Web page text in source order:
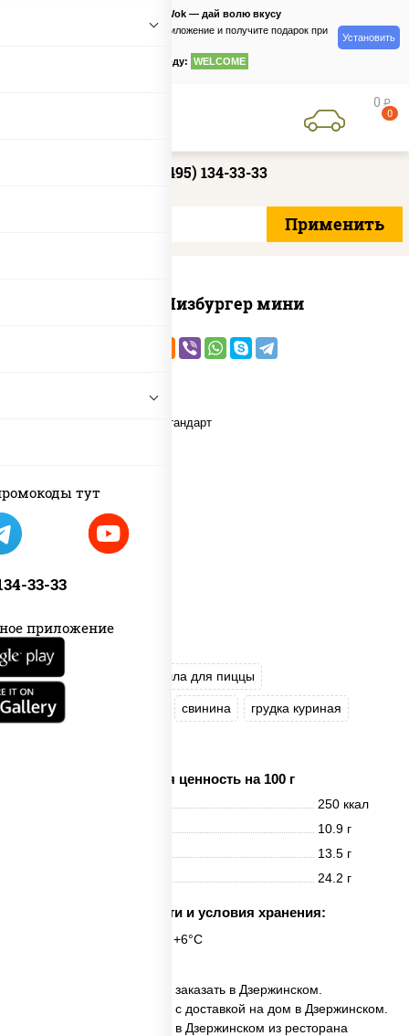
тут
33-33
приложение
PizzaSushiWok — дай волю вкусу
Скачайте приложение и получите подарок при
по промокоду: WELCOME
Установить
0 руб
0
+7 (495) 134-33-33
Пицца Чизбургер мини
соус "Гриль" моцарелла для пиццы
огурцы маринованные свинина грудка куриная
Пищевая ценность на 100 г
250 ккал
10.9 г
13.5 г
24.2 г
Срок годности и условия хранения:
24 часа при t° от +2°C до +6°C
✅ Пицца Чизбургер мини заказать в Дзержинском.
✅ Пицца Чизбургер мини с доставкой на дом в Дзержинском.
✅ Пицца Чизбургер мини в Дзержинском из ресторана